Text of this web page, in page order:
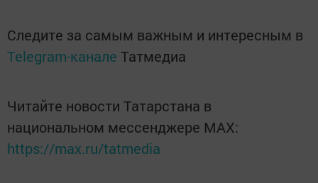
Следите за самым важным и интересным в
Telegram-канале Татмедиа
Читайте новости Татарстана в
национальном мессенджере MАХ:
https://max.ru/tatmedia